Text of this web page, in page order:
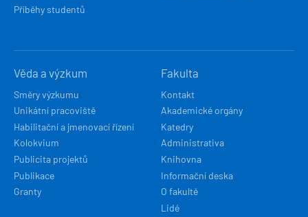
Příběhy studentů
Věda a výzkum
Směry výzkumu
Unikátní pracoviště
Habilitační a jmenovací řízení
Kolokvium
Publicita projektů
Publikace
Granty
Fakulta
Kontakt
Akademické orgány
Katedry
Administrativa
Knihovna
Informační deska
O fakultě
Lidé